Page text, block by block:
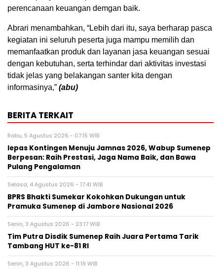
perencanaan keuangan demgan baik.
Abrari menambahkan, “Lebih dari itu, saya berharap pasca
kegiatan ini seluruh peserta juga mampu memilih dan
memanfaatkan produk dan layanan jasa keuangan sesuai
dengan kebutuhan, serta terhindar dari aktivitas investasi
tidak jelas yang belakangan santer kita dengan
informasinya,” (abu)
BERITA TERKAIT
Rabu, 5 Agustus 2026 - 07:15 WIB
lepas Kontingen Menuju Jamnas 2026, Wabup Sumenep
Berpesan: Raih Prestasi, Jaga Nama Baik, dan Bawa
Pulang Pengalaman
Selasa, 4 Agustus 2026 - 17:41 WIB
BPRS Bhakti Sumekar Kokohkan Dukungan untuk
Pramuka Sumenep di Jambore Nasional 2026
Senin, 3 Agustus 2026 - 23:17 WIB
Tim Putra Disdik Sumenep Raih Juara Pertama Tarik
Tambang HUT ke-81 RI
Senin, 3 Agustus 2026 - 11:19 WIB